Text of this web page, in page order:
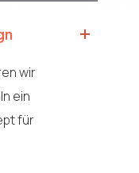
wir
ein
für